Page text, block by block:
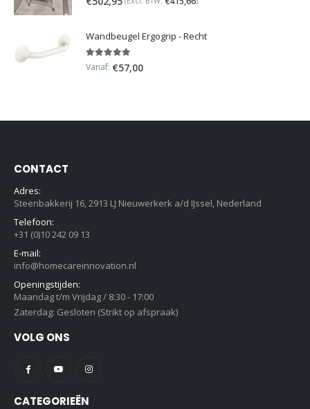
Wandbeugel Ergogrip - Recht
5.00out of 5
Vanaf: €57,00
CONTACT
Adres:
Steenbakkerij 16, 2913 LJ Nieuwerkerk a/d IJssel, Nederland
Telefoon:
+31 (0)10 242 09 13
E-mail:
info@homecareinnovation.nl
Openingstijden:
Maandag t/m Vrijdag / 8:30 - 17:00
Zaterdag: Gesloten (Strikt op afspraak)
VOLG ONS
CATEGORIEËN